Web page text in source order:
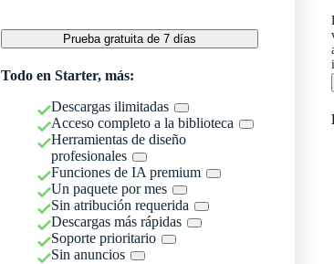
Prueba gratuita de 7 días
Todo en Starter, más:
Descargas ilimitadas
Acceso completo a la biblioteca
Herramientas de diseño
profesionales
Funciones de IA premium
Un paquete por mes
Sin atribución requerida
Descargas más rápidas
Soporte prioritario
Sin anuncios